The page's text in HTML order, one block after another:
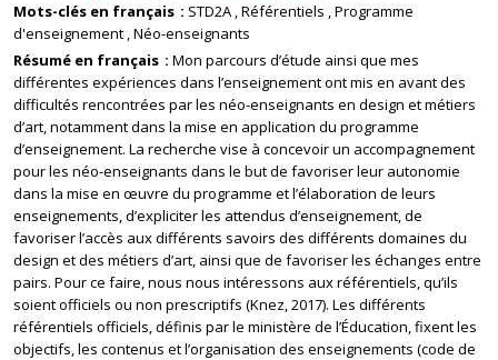
Mots-clés en français
STD2A Référentiels Programme
d'enseignement Néo-enseignants
Résumé en français
Mon parcours d’étude ainsi que mes
différentes expériences dans l’enseignement ont mis en avant des
difficultés rencontrées par les néo-enseignants en design et métiers
d’art, notamment dans la mise en application du programme
d’enseignement. La recherche vise à concevoir un accompagnement
pour les néo-enseignants dans le but de favoriser leur autonomie
dans la mise en œuvre du programme et l’élaboration de leurs
enseignements, d’expliciter les attendus d’enseignement, de
favoriser l’accès aux différents savoirs des différents domaines du
design et des métiers d’art, ainsi que de favoriser les échanges entre
pairs. Pour ce faire, nous nous intéressons aux référentiels, qu’ils
soient officiels ou non prescriptifs (Knez, 2017). Les différents
référentiels officiels, définis par le ministère de l’Éducation, fixent les
objectifs, les contenus et l’organisation des enseignements (code de